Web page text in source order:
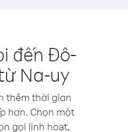
đến Đô-
Na-uy
thêm thời gian
hơn. Chọn một
gọi linh hoạt,